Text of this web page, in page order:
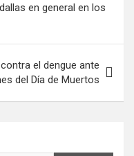
en general en los
el dengue ante
del Día de Muertos